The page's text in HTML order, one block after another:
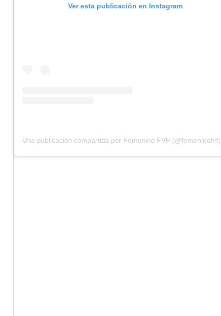
Ver esta publicación en Instagram
Una publicación compartida por Femenino FVF (@femeninofvf)